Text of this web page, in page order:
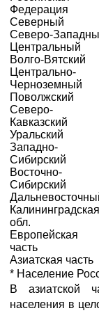
Федерация
Северный
Северо-
Центральный
Волго-Вятский
Центрально-
Черноземный
Поволжский
Северо-
Кавказский
Уральский
Западно-
Сибирский
Восточно-
Сибирский
Калининградская
обл.
Европейская
часть
Азиатская часть
* Население
В азиатской
населения в